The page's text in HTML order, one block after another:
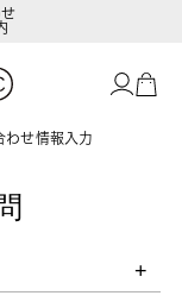
わせ情報入力